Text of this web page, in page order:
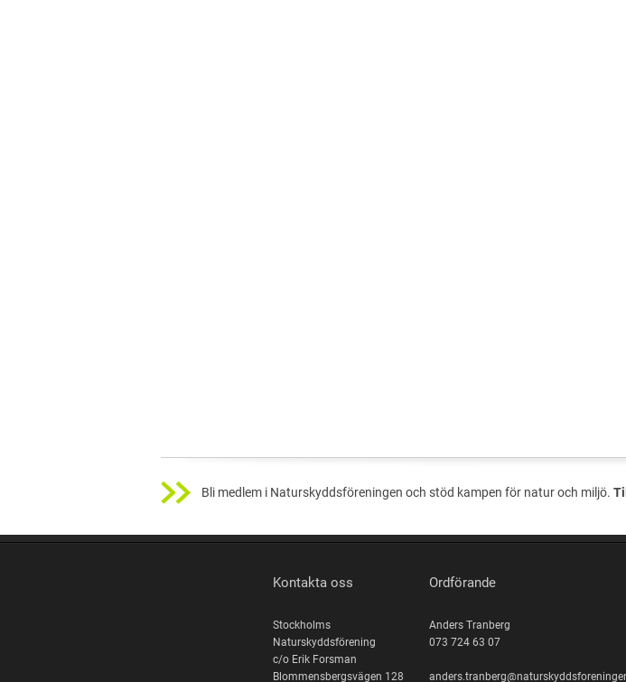
Bli medlem i Naturskyddsföreningen och stöd kampen för natur och miljö.
Kontakta oss
Stockholms
Naturskyddsförening
c/o Erik Forsman
Blommensbergsvägen 128
Ordförande
Anders Tranberg
073 724 63 07